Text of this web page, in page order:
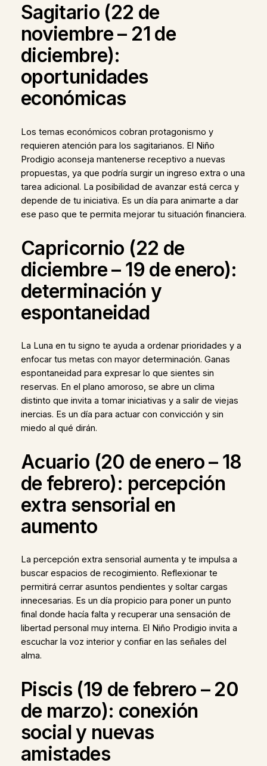
Sagitario (22 de
noviembre – 21 de
diciembre):
oportunidades
económicas
Los temas económicos cobran protagonismo y
requieren atención para los sagitarianos. El Niño
Prodigio aconseja mantenerse receptivo a nuevas
propuestas, ya que podría surgir un ingreso extra o una
tarea adicional. La posibilidad de avanzar está cerca y
depende de tu iniciativa. Es un día para animarte a dar
ese paso que te permita mejorar tu situación financiera.
Capricornio (22 de
diciembre – 19 de enero):
determinación y
espontaneidad
La Luna en tu signo te ayuda a ordenar prioridades y a
enfocar tus metas con mayor determinación. Ganas
espontaneidad para expresar lo que sientes sin
reservas. En el plano amoroso, se abre un clima
distinto que invita a tomar iniciativas y a salir de viejas
inercias. Es un día para actuar con convicción y sin
miedo al qué dirán.
Acuario (20 de enero – 18
de febrero): percepción
extra sensorial en
aumento
La percepción extra sensorial aumenta y te impulsa a
buscar espacios de recogimiento. Reflexionar te
permitirá cerrar asuntos pendientes y soltar cargas
innecesarias. Es un día propicio para poner un punto
final donde hacía falta y recuperar una sensación de
libertad personal muy interna. El Niño Prodigio invita a
escuchar la voz interior y confiar en las señales del
alma.
Piscis (19 de febrero – 20
de marzo): conexión
social y nuevas
amistades